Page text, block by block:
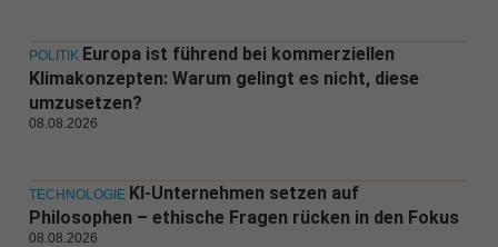
POLITIK Europa ist führend bei kommerziellen
Klimakonzepten: Warum gelingt es nicht, diese
umzusetzen?
08.08.2026
TECHNOLOGIE KI-Unternehmen setzen auf
Philosophen – ethische Fragen rücken in den Fokus
08.08.2026